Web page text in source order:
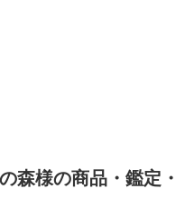
森様の商品・鑑定・